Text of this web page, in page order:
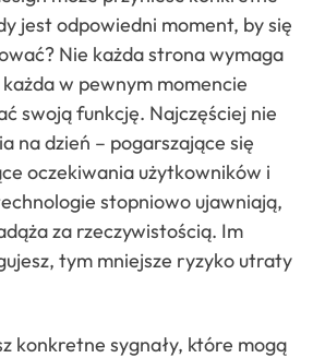
jest odpowiedni moment, by się
Nie każda strona wymaga
w pewnym momencie
swoją funkcję. Najczęściej nie
na dzień – pogarszające się
oczekiwania użytkowników i
stopniowo ujawniają,
za rzeczywistością. Im
tym mniejsze ryzyko utraty
konkretne sygnały, które mogą